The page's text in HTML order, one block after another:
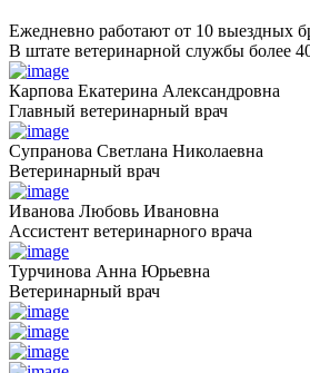
Ежедневно работают от 10 выездных
В штате ветеринарной службы более
Карпова Екатерина Александровна
Главный ветеринарный врач
Супранова Светлана Николаевна
Ветеринарный врач
Иванова Любовь Ивановна
Ассистент ветеринарного врача
Турчинова Анна Юрьевна
Ветеринарный врач